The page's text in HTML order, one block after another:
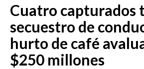
EMISIÓN 12:30 PM
EMISIÓN 7:00 PM
Cuatro capturados
secuestro de
hurto de café
$250 millones